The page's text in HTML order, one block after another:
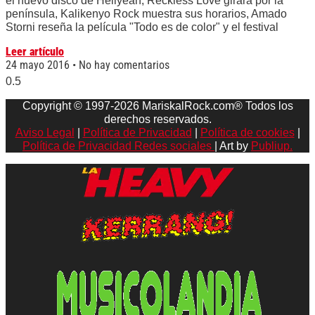
península, Kalikenyo Rock muestra sus horarios, Amado
Storni reseña la película "Todo es de color" y el festival
Leer artículo
24 mayo 2016
No hay comentarios
Copyright © 1997-2026 MariskalRock.com® Todos los
derechos reservados.
Aviso Legal
Política de Privacidad Política de cookies|
Política de Privacidad Redes sociales
| Art by Publiup.